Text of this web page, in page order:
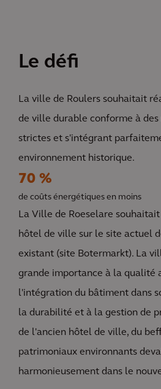
Le défi
La ville de Roulers souhaitait
de ville durable conforme à
strictes et s'intégrant
environnement historique.
70 %
de coûts énergétiques en moins
La Ville de Roeselare
hôtel de ville sur le site actuel
existant (site Botermarkt). La
grande importance à la qualité
l'intégration du bâtiment dans
la durabilité et à la gestion de
de l'ancien hôtel de ville, du
patrimoniaux environnants
harmonieusement dans le